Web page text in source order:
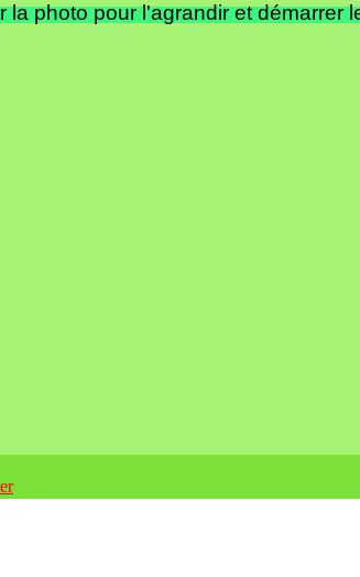
la photo pour l'agrandir et démarrer